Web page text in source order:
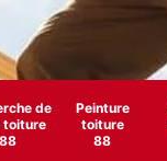
de
toiture
88
Peinture
toiture
88